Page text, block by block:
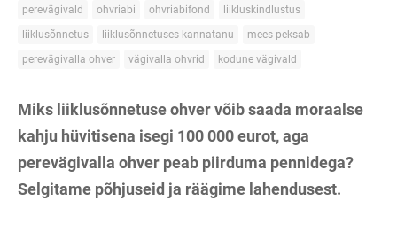
perevägivald
ohvriabi ohvriabifond
liikluskindlustus
liiklusõnnetus
liiklusõnnetuses kannatanu
mees peksab
perevägivalla ohver
vägivalla ohvrid kodune vägivald
Miks liiklusõnnetuse ohver võib saada moraalse
kahju hüvitisena isegi 100 000 eurot, aga
perevägivalla ohver peab piirduma pennidega?
Selgitame põhjuseid ja räägime lahendusest.